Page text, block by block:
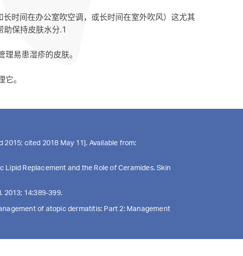
时间在办公室吹空调，或长时间在室外吹风）这尤其
助保持皮肤水分.1
易患湿疹的皮肤。
。
cited 2018 May 11]. Available from:
Lipid Replacement and the Role of Ceramides. Skin
2013; 14:389-399.
of atopic dermatitis: Part 2: Management